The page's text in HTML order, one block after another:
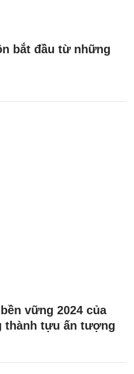
bắt đầu từ những
vững 2024 của
thành tựu ấn tượng